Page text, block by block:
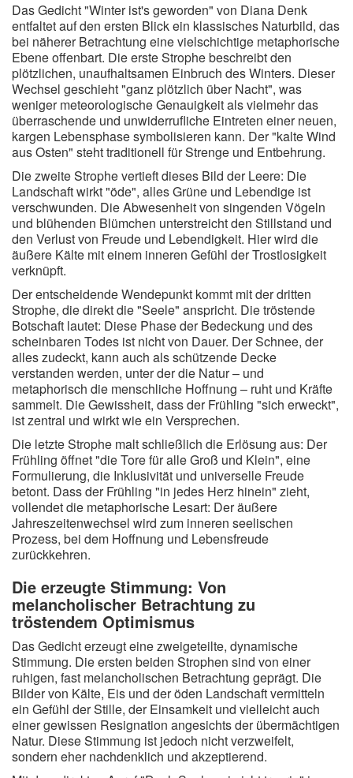
Das Gedicht "Winter ist's geworden" von Diana Denk
entfaltet auf den ersten Blick ein klassisches Naturbild, das
bei näherer Betrachtung eine vielschichtige metaphorische
Ebene offenbart. Die erste Strophe beschreibt den
plötzlichen, unaufhaltsamen Einbruch des Winters. Dieser
Wechsel geschieht "ganz plötzlich über Nacht", was
weniger meteorologische Genauigkeit als vielmehr das
überraschende und unwiderrufliche Eintreten einer neuen,
kargen Lebensphase symbolisieren kann. Der "kalte Wind
aus Osten" steht traditionell für Strenge und Entbehrung.
Die zweite Strophe vertieft dieses Bild der Leere: Die
Landschaft wirkt "öde", alles Grüne und Lebendige ist
verschwunden. Die Abwesenheit von singenden Vögeln
und blühenden Blümchen unterstreicht den Stillstand und
den Verlust von Freude und Lebendigkeit. Hier wird die
äußere Kälte mit einem inneren Gefühl der Trostlosigkeit
verknüpft.
Der entscheidende Wendepunkt kommt mit der dritten
Strophe, die direkt die "Seele" anspricht. Die tröstende
Botschaft lautet: Diese Phase der Bedeckung und des
scheinbaren Todes ist nicht von Dauer. Der Schnee, der
alles zudeckt, kann auch als schützende Decke
verstanden werden, unter der die Natur – und
metaphorisch die menschliche Hoffnung – ruht und Kräfte
sammelt. Die Gewissheit, dass der Frühling "sich erweckt",
ist zentral und wirkt wie ein Versprechen.
Die letzte Strophe malt schließlich die Erlösung aus: Der
Frühling öffnet "die Tore für alle Groß und Klein", eine
Formulierung, die Inklusivität und universelle Freude
betont. Dass der Frühling "in jedes Herz hinein" zieht,
vollendet die metaphorische Lesart: Der äußere
Jahreszeitenwechsel wird zum inneren seelischen
Prozess, bei dem Hoffnung und Lebensfreude
zurückkehren.
Die erzeugte Stimmung: Von
melancholischer Betrachtung zu
tröstendem Optimismus
Das Gedicht erzeugt eine zweigeteilte, dynamische
Stimmung. Die ersten beiden Strophen sind von einer
ruhigen, fast melancholischen Betrachtung geprägt. Die
Bilder von Kälte, Eis und der öden Landschaft vermitteln
ein Gefühl der Stille, der Einsamkeit und vielleicht auch
einer gewissen Resignation angesichts der übermächtigen
Natur. Diese Stimmung ist jedoch nicht verzweifelt,
sondern eher nachdenklich und akzeptierend.